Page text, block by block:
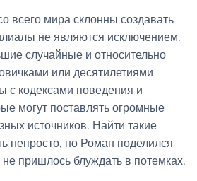
всего мира склонны создавать
не являются исключением.
случайные и относительно
или десятилетиями
кодексами поведения и
могут поставлять огромные
источников. Найти такие
непросто, но Роман поделился
пришлось блуждать в потемках.